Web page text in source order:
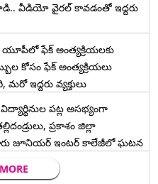
దాడి.. వీడియో వైరల్ కావడంతో ఇద్దరు
ఫేక్ అంత్యక్రియలకు
కోసం ఫేక్ అంత్యక్రియలు
ఇద్దరు వ్యక్తులు
పట్ల అసభ్యంగా
ప్రకాశం జిల్లా
జూనియర్ ఇంటర్ కాలేజీలో ఘటన